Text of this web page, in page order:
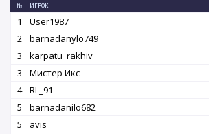
№ ИГРОК
1 User1987
2
barnadanylo749
3
karpatu_rakhiv
3
Мистер Икс
4
RL_91
5
barnadanilo682
5
avis